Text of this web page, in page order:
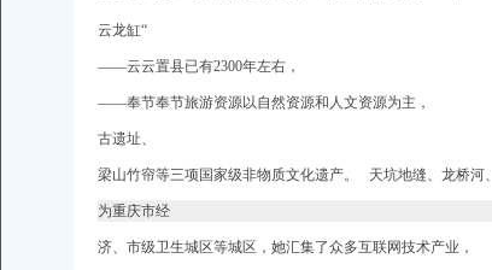
注册）
）
注册）
）
注册）
出口权）
_交易市场】-连云港赶集网
看看你家乡排第几！_重
居网
然是_实况
业人才网
,怎么走？】
怎么走】用车问答-易车网
_怎么走_要多久_同程旅游
云龙缸“
——云云置县已有2300年左右，
——奉节奉节旅游资源以自然资源和人文资源为主，
古遗址、
梁山竹帘等三项国家级非物质文化遗产。 天坑地缝、龙桥河、
为重庆市经
济、 市级卫生城区等城区，她汇集了众多互联网技术产业，